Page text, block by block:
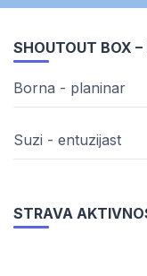
SHOUTOUT BOX
Borna - planinar
Suzi - entuzijast
STRAVA